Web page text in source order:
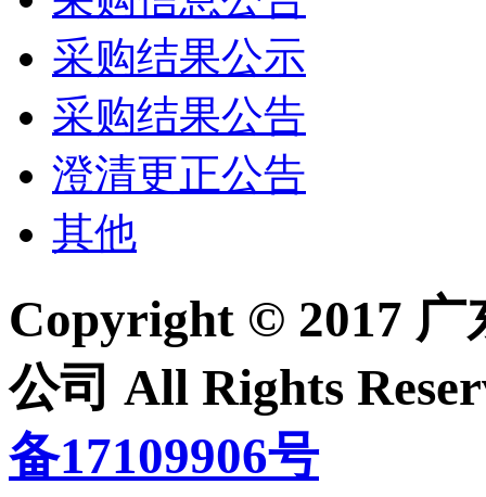
采购结果公示
采购结果公告
澄清更正公告
其他
Copyright © 2017
公司 All Rights
备17109906号